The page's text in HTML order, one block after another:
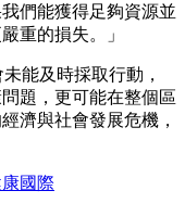
們能獲得足夠資源並
重的損失。」
能及時採取行動，
題，更可能在整個區
濟與社會發展危機，
國際